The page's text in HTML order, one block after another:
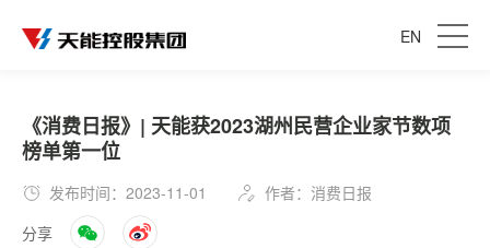
EN
《消费日报》| 天能获2023湖州民营企业家节数项
榜单第一位
发布时间：2023-11-01
作者：消费日报
分享